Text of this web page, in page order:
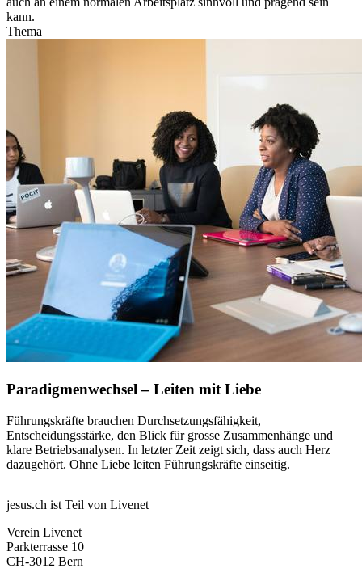
kann.
Thema
Paradigmenwechsel – Leiten mit Liebe
Führungskräfte brauchen Durchsetzungsfähigkeit,
Entscheidungsstärke, den Blick für grosse Zusammenhänge und
klare Betriebsanalysen. In letzter Zeit zeigt sich, dass auch Herz
dazugehört. Ohne Liebe leiten Führungskräfte einseitig.
jesus.ch ist Teil von Livenet
Verein Livenet
Parkterrasse 10
CH-3012 Bern